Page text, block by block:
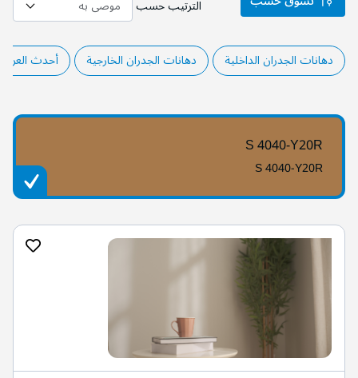
الترتيب حسب
دهانات الجدران الداخلية دهانات الجدران الخارجية أحدث
S 4040-Y20R
S 4040-Y20R